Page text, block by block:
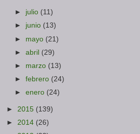
► julio (11)
► junio (13)
► mayo (21)
►abril (29)
► marzo (13)
►febrero (24)
►enero (24)
► 2015 (139)
► 2014 (26)